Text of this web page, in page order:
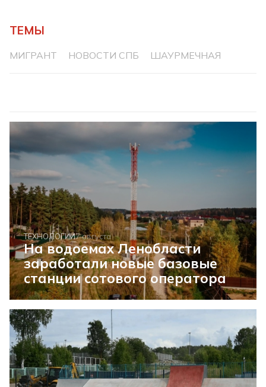
ТЕМЫ
МИГРАНТ НОВОСТИ СПБ ШАУРМЕЧНАЯ
ТЕХНОЛОГИИ7 августа
На водоемах Ленобласти
заработали новые базовые
станции сотового оператора